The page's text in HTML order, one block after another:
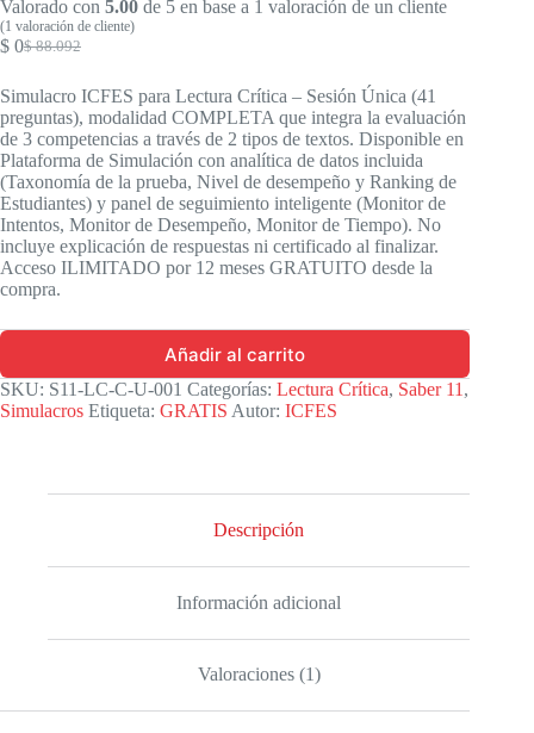
Valorado con 5.00 de 5 en base a 1 valoración de un cliente
(1 valoración de cliente)
$88.092
El
original
era:
$ 88.092.
$ 0
El
actual
es:
$ 0.
Simulacro ICFES para Lectura Crítica – Sesión Única (41
preguntas), modalidad COMPLETA que integra la evaluación
de 3 competencias a través de 2 tipos de textos. Disponible en
Plataforma de Simulación con analítica de datos incluida
(Taxonomía de la prueba, Nivel de desempeño y Ranking de
Estudiantes) y panel de seguimiento inteligente (Monitor de
Intentos, Monitor de Desempeño, Monitor de Tiempo). No
incluye explicación de respuestas ni certificado al finalizar.
Acceso ILIMITADO por 12 meses GRATUITO desde la
compra.
Añadir al carrito
SKU: S11-LC-C-U-001 Categorías: Lectura Crítica, Saber 11 ,
Simulacros Etiqueta: GRATIS Autor: ICFES
Descripción
Información adicional
Valoraciones (1)